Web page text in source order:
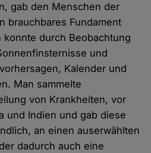
gab den Menschen der
brauchbares Fundament
konnte durch Beobachtung
und
Kalender und
Man sammelte
von Krankheiten, vor
und Indien und gab diese
an einen auserwählten
dadurch auch eine